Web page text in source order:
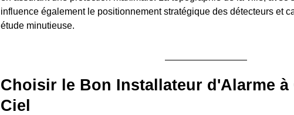
influence également le positionnement stratégique des détecteurs et
étude minutieuse.
Choisir le Bon Installateur d'Alarme à
Ciel